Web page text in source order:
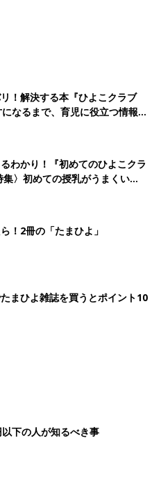
！解決する本『ひよこクラブ
なるまで、育児に役立つ情報が
わかり！『初めてのひよこクラ
〉初めての授乳がうまくい
の基本と夏のトラブル 解決テ
！2冊の「たまひよ」
まひよ雑誌を買うとポイント10
下の人が知るべき事